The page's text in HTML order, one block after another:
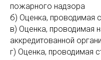
пожарного надзора
б) Оценка, проводимая
в) Оценка, проводимая
аккредитованной
г) Оценка, проводимая